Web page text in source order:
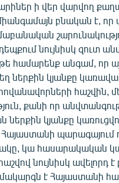
ի վեր վարվող
միանգամայն բնական է,
նույնիսկ զուտ
համարենք անգամ, որ
ներքին կյանքը
հաշվին,
քանի որ
ներքին կյանքը
պարագայում
կա հասարակական
նույնիսկ ավելորդ
է Հայաստանի